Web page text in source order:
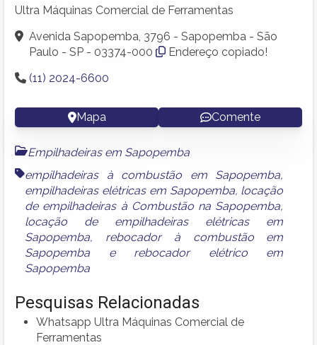
Ultra Máquinas Comercial de Ferramentas
Avenida Sapopemba, 3796 - Sapopemba - São
Paulo - SP - 03374-000
Endereço copiado!
(11) 2024-6600
Mapa Comente
Empilhadeiras em Sapopemba
empilhadeiras à combustão em Sapopemba,
empilhadeiras elétricas em Sapopemba, locação
de empilhadeiras à Combustão na Sapopemba,
locação de empilhadeiras elétricas em
Sapopemba, rebocador à combustão em
Sapopemba e rebocador elétrico em
Sapopemba
Pesquisas Relacionadas
Whatsapp Ultra Máquinas Comercial de
Ferramentas